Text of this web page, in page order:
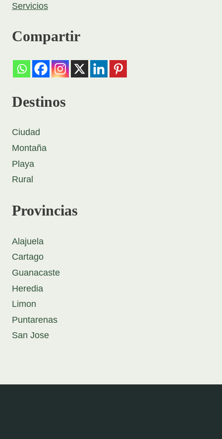
Servicios
Compartir
Destinos
Ciudad
Montaña
Playa
Rural
Provincias
Alajuela
Cartago
Guanacaste
Heredia
Limon
Puntarenas
San Jose